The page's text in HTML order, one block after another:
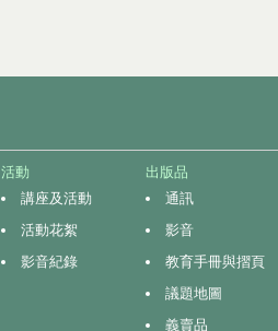
活動
講座及活動
活動花絮
影音紀錄
出版品
通訊
影音
教育手冊與摺頁
議題地圖
義賣品